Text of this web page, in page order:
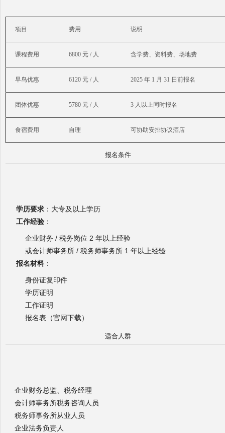
项目 费用 说明
课程费用 6800 元 / 人 含学费、资料费、场地费
早鸟优惠 6120 元 / 人 2025 年 1 月 31 日前报名
团体优惠 5780 元 / 人 3 人以上同时报名
食宿费用 自理 可协助安排协议酒店
报名条件
学历要求 ：大专及以上学历
工作经验 ：
企业财务 / 税务岗位 2 年以上经验
或会计师事务所 / 税务师事务所 1 年以上经验
报名材料：
身份证复印件
学历证明
工作证明
报名表（官网下载）
适合人群
企业财务总监、税务经理
会计师事务所税务咨询人员
税务师事务所从业人员
企业法务负责人